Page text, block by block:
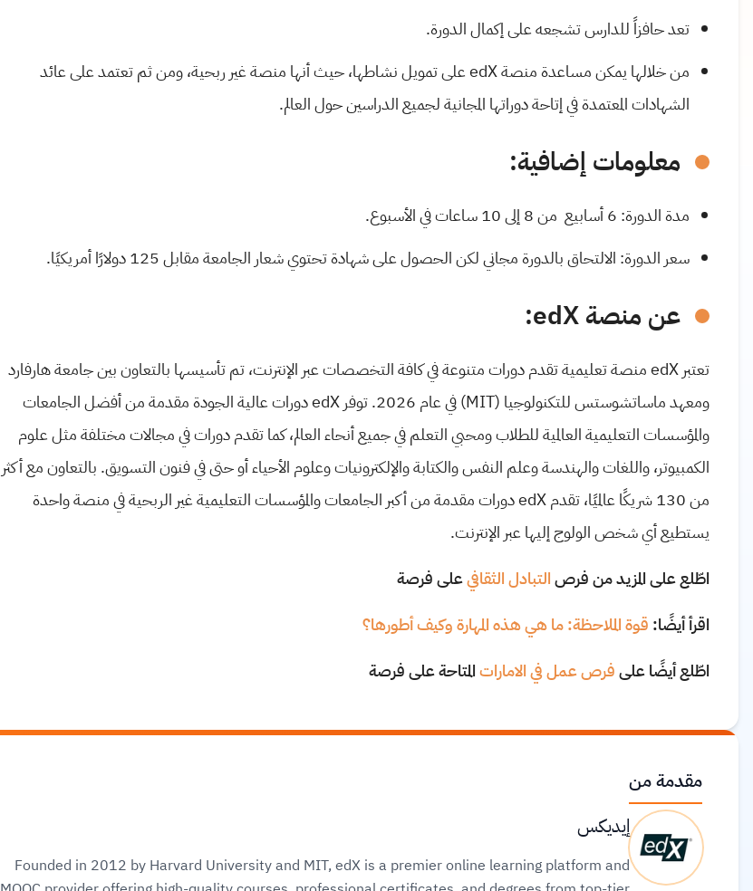
تعد حافزاً للدارس تشجعه على إكمال الدورة.
من خلالها يمكن مساعدة منصةedXعلى تمويل نشاطها، حيث أنها منصة غير ربحية، ومن ثم تعتمد على عائد
الشهادات المعتمدة في إتاحة دوراتها المجانية لجميع الدراسين حول العالم.
معلومات إضافية:
مدة الدورة: 6 أسابيع من 8 إلى 10 ساعات في الأسبوع.
سعر الدورة: الالتحاق بالدورة مجاني لكن الحصول على شهادة تحتوي شعار الجامعة مقابل 125 دولارًا أمريكيًا.
عن منصة edX:
تعتبر edX منصة تعليمية تقدم دورات متنوعة في كافة التخصصات عبر الإنترنت، تم تأسيسها بالتعاون بين جامعة هارفارد
ومعهد ماساتشوستس للتكنولوجيا (MIT) في عام 2026. توفر edX دورات عالية الجودة مقدمة من أفضل الجامعات
والمؤسسات التعليمية العالمية للطلاب ومحبي التعلم في جميع أنحاء العالم، كما تقدم دورات في مجالات مختلفة مثل علوم
الكمبيوتر، واللغات والهندسة وعلم النفس والكتابة والإلكترونيات وعلوم الأحياء أو حتى في فنون التسويق. بالتعاون مع أكثر
من 130 شريكًا عالميًا، تقدم edX دورات مقدمة من أكبر الجامعات والمؤسسات التعليمية غير الربحية في منصة واحدة
يستطيع أي شخص الولوج إليها عبر الإنترنت.
اطّلع على المزيد من فرصالتبادل الثقافيعلى فرصة
اقرأ أيضًا: قوة الملاحظة: ما هي هذه المهارة وكيف أطورها؟
اطّلع أيضًا علىفرص عمل في الاماراتالمتاحة على فرصة
مقدمة من
إيديكس
Founded in 2012 by Harvard University and MIT, edX is a premier online learning platform and